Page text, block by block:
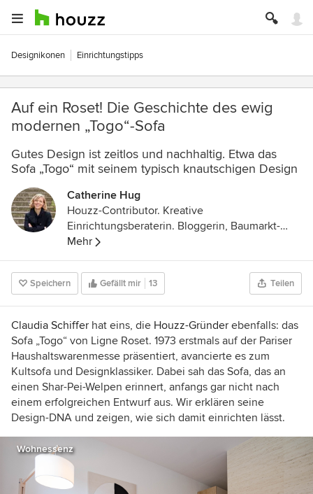
Designikonen Einrichtungstipps
Auf ein Roset! Die Geschichte des ewig
modernen „Togo“-Sofa
Gutes Design ist zeitlos und nachhaltig. Etwa das
Sofa „Togo“ mit seinem typisch knautschigen Design
Catherine Hug
Houzz-Contributor. Kreative
Einrichtungsberaterin. Bloggerin, Baumarkt-
Stammkundin und DIY-Expertin. Mutter zweier
Töchter und stolze Besitzerin eines sehr alten
Wohnwagens mit Vorliebe für Schlichtes,
Schönes und Skandinavien.
Mehr
Speichern Gefällt mir 13 Teilen
Claudia Schiffer hat eins, die Houzz-Gründer ebenfalls: das
Sofa „Togo“ von Ligne Roset. 1973 erstmals auf der Pariser
Haushaltswarenmesse präsentiert, avancierte es zum
Kultsofa und Designklassiker. Dabei sah das Sofa, das an
einen Shar-Pei-Welpen erinnert, anfangs gar nicht nach
einem erfolgreichen Entwurf aus. Wir erklären seine
Design-DNA und zeigen, wie sich damit einrichten lässt.
Wohnessenz